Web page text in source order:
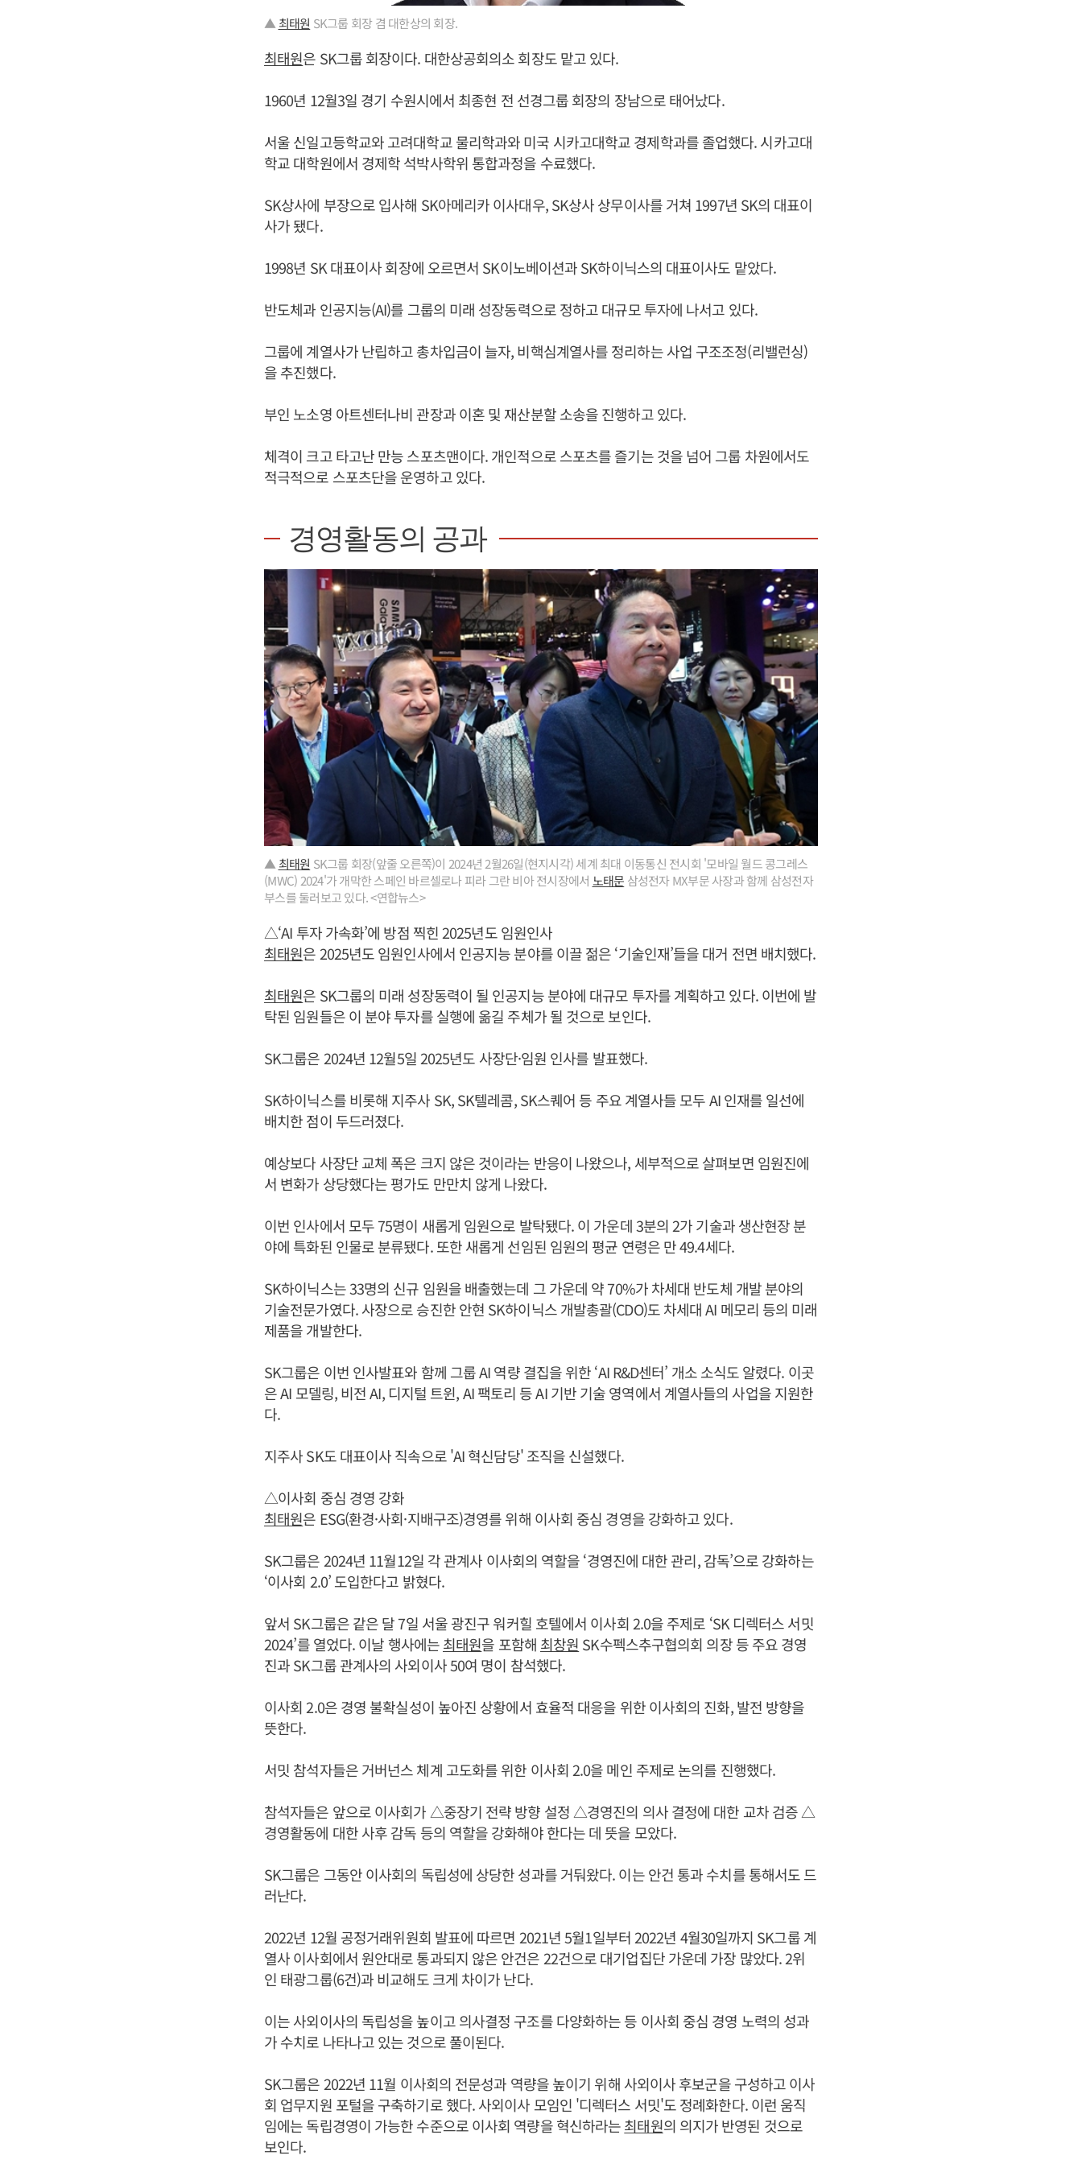
▲ 최태원 SK그룹 회장 겸 대한상의 회장.
최태원은 SK그룹 회장이다. 대한상공회의소 회장도 맡고 있다.
1960년 12월3일 경기 수원시에서 최종현 전 선경그룹 회장의 장남으로 태어났다.
서울 신일고등학교와 고려대학교 물리학과와 미국 시카고대학교 경제학과를 졸업했다. 시카고대
학교 대학원에서 경제학 석박사학위 통합과정을 수료했다.
SK상사에 부장으로 입사해 SK아메리카 이사대우, SK상사 상무이사를 거쳐 1997년 SK의 대표이
사가 됐다.
1998년 SK 대표이사 회장에 오르면서 SK이노베이션과 SK하이닉스의 대표이사도 맡았다.
반도체과 인공지능(AI)를 그룹의 미래 성장동력으로 정하고 대규모 투자에 나서고 있다.
그룹에 계열사가 난립하고 총차입금이 늘자, 비핵심계열사를 정리하는 사업 구조조정(리밸런싱)
을 추진했다.
부인 노소영 아트센터나비 관장과 이혼 및 재산분할 소송을 진행하고 있다.
체격이 크고 타고난 만능 스포츠맨이다. 개인적으로 스포츠를 즐기는 것을 넘어 그룹 차원에서도
적극적으로 스포츠단을 운영하고 있다.
경영활동의 공과
▲ 최태원 SK그룹 회장(앞줄 오른쪽)이 2024년 2월26일(현지시각) 세계 최대 이동통신 전시회 '모바일 월드 콩그레스
(MWC) 2024'가 개막한 스페인 바르셀로나 피라 그란 비아 전시장에서 노태문 삼성전자 MX부문 사장과 함께 삼성전자
부스를 둘러보고 있다. <연합뉴스>
△‘AI 투자 가속화’에 방점 찍힌 2025년도 임원인사
최태원은 2025년도 임원인사에서 인공지능 분야를 이끌 젊은 ‘기술인재’들을 대거 전면 배치했다.
최태원은 SK그룹의 미래 성장동력이 될 인공지능 분야에 대규모 투자를 계획하고 있다. 이번에 발
탁된 임원들은 이 분야 투자를 실행에 옮길 주체가 될 것으로 보인다.
SK그룹은 2024년 12월5일 2025년도 사장단·임원 인사를 발표했다.
SK하이닉스를 비롯해 지주사 SK, SK텔레콤, SK스퀘어 등 주요 계열사들 모두 AI 인재를 일선에
배치한 점이 두드러졌다.
예상보다 사장단 교체 폭은 크지 않은 것이라는 반응이 나왔으나, 세부적으로 살펴보면 임원진에
서 변화가 상당했다는 평가도 만만치 않게 나왔다.
이번 인사에서 모두 75명이 새롭게 임원으로 발탁됐다. 이 가운데 3분의 2가 기술과 생산현장 분
야에 특화된 인물로 분류됐다. 또한 새롭게 선임된 임원의 평균 연령은 만 49.4세다.
SK하이닉스는 33명의 신규 임원을 배출했는데 그 가운데 약 70%가 차세대 반도체 개발 분야의
기술전문가였다. 사장으로 승진한 안현 SK하이닉스 개발총괄(CDO)도 차세대 AI 메모리 등의 미래
제품을 개발한다.
SK그룹은 이번 인사발표와 함께 그룹 AI 역량 결집을 위한 ‘AI R&D센터’ 개소 소식도 알렸다. 이곳
은 AI 모델링, 비전 AI, 디지털 트윈, AI 팩토리 등 AI 기반 기술 영역에서 계열사들의 사업을 지원한
다.
지주사 SK도 대표이사 직속으로 'AI 혁신담당' 조직을 신설했다.
△이사회 중심 경영 강화
최태원은 ESG(환경·사회·지배구조)경영를 위해 이사회 중심 경영을 강화하고 있다.
SK그룹은 2024년 11월12일 각 관계사 이사회의 역할을 ‘경영진에 대한 관리, 감독’으로 강화하는
‘이사회 2.0’ 도입한다고 밝혔다.
앞서 SK그룹은 같은 달 7일 서울 광진구 워커힐 호텔에서 이사회 2.0을 주제로 ‘SK 디렉터스 서밋
2024’를 열었다. 이날 행사에는최태원을 포함해 최창원 SK수펙스추구협의회 의장 등 주요 경영
진과 SK그룹 관계사의 사외이사 50여 명이 참석했다.
이사회 2.0은 경영 불확실성이 높아진 상황에서 효율적 대응을 위한 이사회의 진화, 발전 방향을
뜻한다.
서밋 참석자들은 거버넌스 체계 고도화를 위한 이사회 2.0을 메인 주제로 논의를 진행했다.
참석자들은 앞으로 이사회가 △중장기 전략 방향 설정 △경영진의 의사 결정에 대한 교차 검증 △
경영활동에 대한 사후 감독 등의 역할을 강화해야 한다는 데 뜻을 모았다.
SK그룹은 그동안 이사회의 독립성에 상당한 성과를 거둬왔다. 이는 안건 통과 수치를 통해서도 드
러난다.
2022년 12월 공정거래위원회 발표에 따르면 2021년 5월1일부터 2022년 4월30일까지 SK그룹 계
열사 이사회에서 원안대로 통과되지 않은 안건은 22건으로 대기업집단 가운데 가장 많았다. 2위
인 태광그룹(6건)과 비교해도 크게 차이가 난다.
이는 사외이사의 독립성을 높이고 의사결정 구조를 다양화하는 등 이사회 중심 경영 노력의 성과
가 수치로 나타나고 있는 것으로 풀이된다.
SK그룹은 2022년 11월 이사회의 전문성과 역량을 높이기 위해 사외이사 후보군을 구성하고 이사
회 업무지원 포털을 구축하기로 했다. 사외이사 모임인 '디렉터스 서밋'도 정례화한다. 이런 움직
임에는 독립경영이 가능한 수준으로 이사회 역량을 혁신하라는최태원의 의지가 반영된 것으로
보인다.